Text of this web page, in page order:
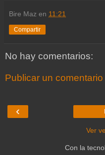
Bire Maz en 11:21
Compartir
No hay comentarios:
Publicar un comentario
‹
Ver
Con la